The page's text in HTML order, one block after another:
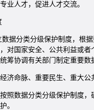
业人才，促进人才交流。
据分类分级保护制度，根
对国家安全、公共利益或
筹协调有关部门制定重要
济命脉、重要民生、重大
照数据分类分级保护制度
。